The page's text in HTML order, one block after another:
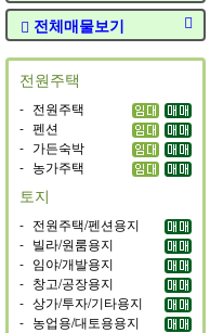
전체매물보기
전원주택
- 전원주택
- 펜션
- 가든숙박
- 농가주택
토지
- 전원주택/펜션용지
- 빌라/원룸용지
- 임야/개발용지
- 창고/공장용지
- 상가/투자/기타용지
- 농업용/대토용용지